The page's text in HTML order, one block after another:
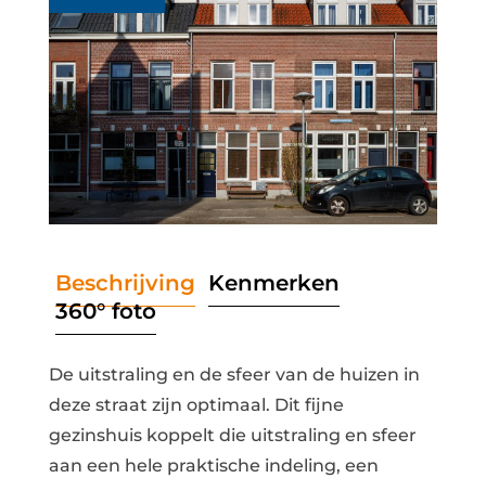
Beschrijving Kenmerken
360° foto
De uitstraling en de sfeer van de huizen in
deze straat zijn optimaal. Dit fijne
gezinshuis koppelt die uitstraling en sfeer
aan een hele praktische indeling, een